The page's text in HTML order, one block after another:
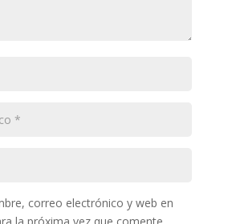
correo electrónico y web en